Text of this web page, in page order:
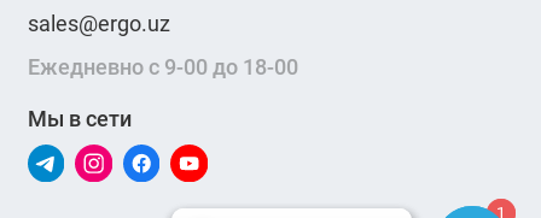
sales@ergo.uz
Ежедневно с 9-00 до 18-00
Мы в сети
1
1